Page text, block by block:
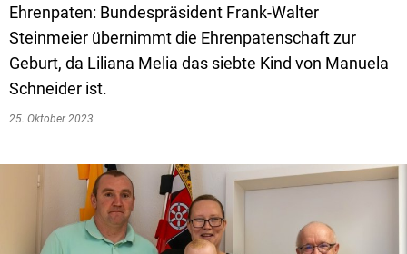
Wiederkehrende Straßenausbaubeiträge
Gewerbe-Anmeldung/Ummeldung/
Gewerberegisterauskunft
Grundsteuerreform
Satzungen und Richtlinien
Vereine und
Bücher-Shop
Ehrenpaten: Bundespräsident Frank-Walter
Steinmeier übernimmt die Ehrenpatenschaft zur
Geburt, da Liliana Melia das siebte Kind von Manuela
Schneider ist.
25. Oktober 2023